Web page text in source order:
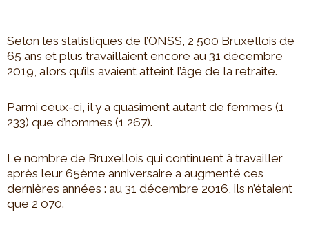
Selon les statistiques de l’ONSS, 2 500 Bruxellois de
65 ans et plus travaillaient encore au 31 décembre
2019, alors qu’ils avaient atteint l’âge de la retraite.
Parmi ceux-ci, il y a quasiment autant de femmes (1
233) que d’hommes (1 267).
Le nombre de Bruxellois qui continuent à travailler
après leur 65ème anniversaire a augmenté ces
dernières années : au 31 décembre 2016, ils n’étaient
que 2 070.